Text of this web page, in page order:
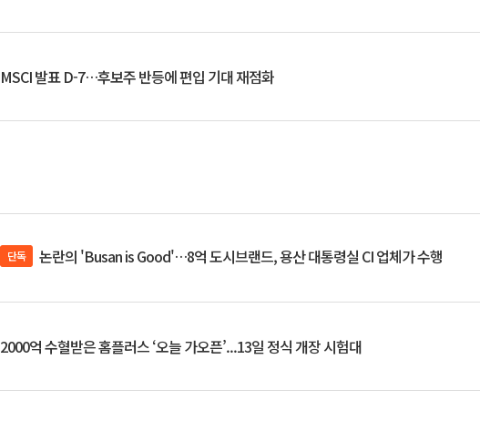
MSCI 발표 D-7…후보주 반등에 편입 기대 재점화
단독 논란의 'Busan is Good'…8억 도시브랜드, 용산 대통령실 CI 업체가 수행
2000억 수혈받은 홈플러스 ‘오늘 가오픈’...13일 정식 개장 시험대